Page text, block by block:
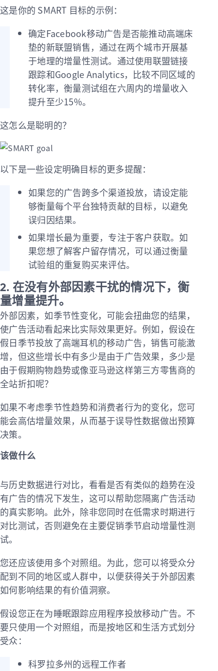
这是你的 SMART 目标的示例：
确定Facebook移动广告是否能推动高端床
垫的新联盟销售，通过在两个城市开展基
于地理的增量性测试。通过使用联盟链接
跟踪和Google Analytics，比较不同区域的
转化率，衡量测试组在六周内的增量收入
提升至少15%。
这怎么是聪明的？
以下是一些设定明确目标的更多提醒：
如果您的广告跨多个渠道投放，请设定能
够衡量每个平台独特贡献的目标，以避免
误归因结果。
如果增长最为重要，专注于客户获取。如
果您想了解客户留存情况，可以通过衡量
试验组的重复购买来评估。
2. 在没有外部因素干扰的情况下，衡
量增量提升。
外部因素，如季节性变化，可能会扭曲您的结果，
使广告活动看起来比实际效果更好。例如，假设在
假日季节投放了高端耳机的移动广告，销售可能激
增，但这些增长中有多少是由于广告效果，多少是
由于假期购物趋势或像亚马逊这样第三方零售商的
全站折扣呢？
如果不考虑季节性趋势和消费者行为的变化，您可
能会高估增量效果，从而基于误导性数据做出预算
决策。
该做什么
与历史数据进行对比，看看是否有类似的趋势在没
有广告的情况下发生，这可以帮助您隔离广告活动
的真实影响。此外，除非您同时在低需求时期进行
对比测试，否则避免在主要促销季节启动增量性测
试。
您还应该使用多个对照组。为此，您可以将受众分
配到不同的地区或人群中，以便获得关于外部因素
如何影响结果的有价值洞察。
假设您正在为睡眠跟踪应用程序投放移动广告。不
要只使用一个对照组，而是按地区和生活方式划分
受众：
科罗拉多州的远程工作者